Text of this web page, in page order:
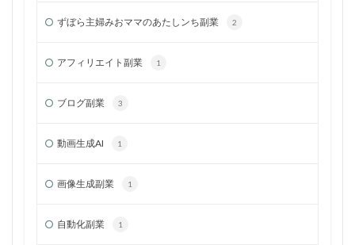
ずぼら主婦みおママのあたしンち副業 2
アフィリエイト副業 1
ブログ副業 3
動画生成AI 1
画像生成副業 1
自動化副業 1